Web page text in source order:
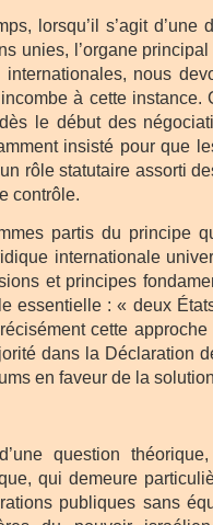
lorsqu’il s’agit
unies, l’organe
nous
à cette instance.
le début des
insisté pour que
rôle statutaire assorti
contrôle.
partis du principe
internationale
et principes
essentielle : « deux
cette
dans la Déclaration
en faveur de la
question
qui demeure
publiques sans